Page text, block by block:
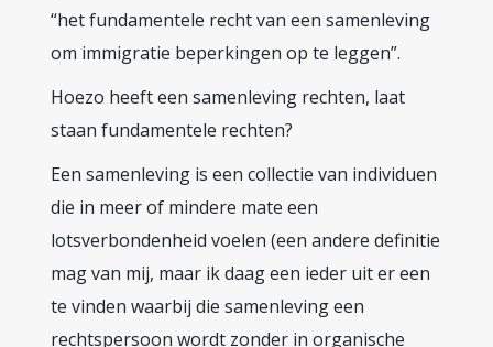
“het fundamentele recht van een samenleving
om immigratie beperkingen op te leggen”.
Hoezo heeft een samenleving rechten, laat
staan fundamentele rechten?
Een samenleving is een collectie van individuen
die in meer of mindere mate een
lotsverbondenheid voelen (een andere definitie
mag van mij, maar ik daag een ieder uit er een
te vinden waarbij die samenleving een
rechtspersoon wordt zonder in organische